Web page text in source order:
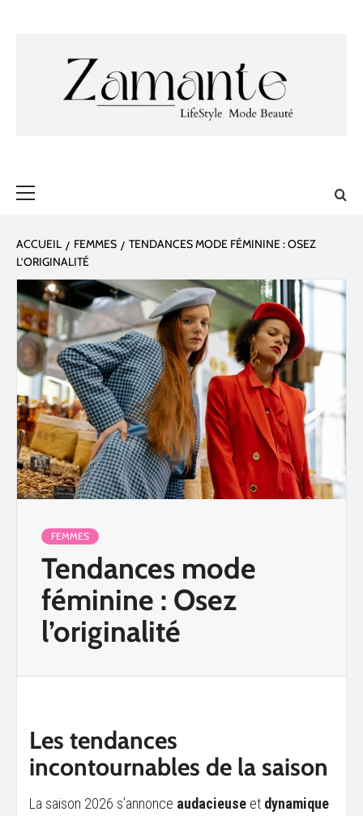
ACCUEIL FEMMES
TENDANCES MODE FÉMININE : OSEZ
L’ORIGINALITÉ
FEMMES
Tendances mode
féminine : Osez
l’originalité
Les tendances
incontournables de la saison
La saison 2026 s’annonce audacieuse et dynamique